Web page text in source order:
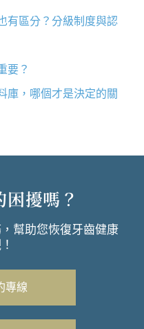
有區分？分級制度與認
要？
庫，哪個才是決定的關
擾嗎？
幫助您恢復牙齒健康
專線